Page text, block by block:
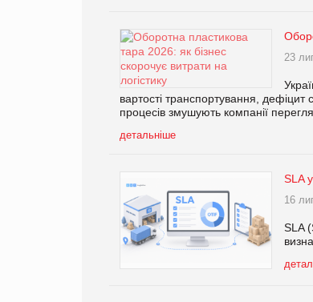
23
вартості транспортування, дефіцит
процесів змушують компанії
детальніше
SLA
16
SLA